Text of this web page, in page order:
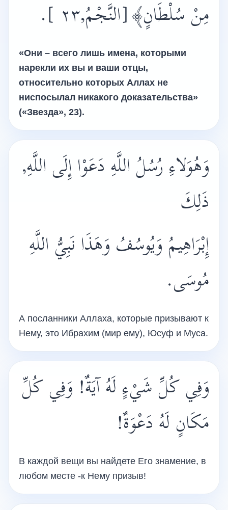
مِنْ سُلْطَانٍ﴾[النَّجْمُ,٢٣ ]
.
«Они – всего лишь имена, которыми
нарекли их вы и ваши отцы,
относительно которых Аллах не
ниспосылал никакого доказательства»
(«Звезда», 23).
وَهُوَلاءِ رُسُلُ اللَّهِ دَعَوْا إِلَى اللَّهِ,
ذَلِكَ
إِبْرَاهِيمُ وَيُوسُفُ وَهَذَا نَبِيُّ اللَّهِ
مُوسَى.
А посланники Аллаха, которые призывают к
Нему, это Ибрахим (мир ему), Юсуф и Муса.
وَفِي كُلِّ شَيْءٍ لَهُ آيَةٌ! وَفِي كُلِّ
مَكَانٍ لَهُ دَعْوَةٌ!
В каждой вещи вы найдете Его знамение, в
любом месте -к Нему призыв!